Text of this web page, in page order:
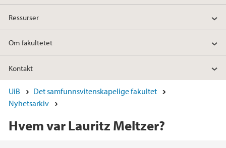
Ressurser
Om fakultetet
Kontakt
UiB
Det samfunnsvitenskapelige fakultet
Nyhetsarkiv
Hvem var Lauritz Meltzer?